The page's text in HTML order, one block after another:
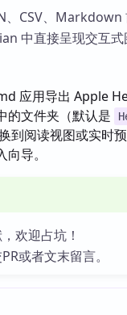
、CSV、
中直接呈现交互式
应用导出 Apple
的文件夹（默认是
到阅读视图或实时
导。
欢迎占坑！
或者文末留言。